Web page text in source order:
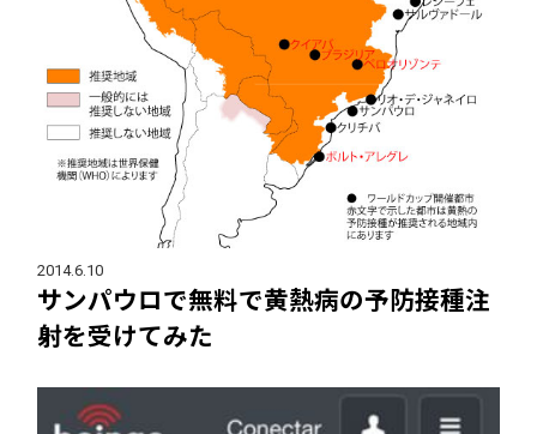
2014.6.10
サンパウロで無料で黄熱病の予防接種注
射を受けてみた